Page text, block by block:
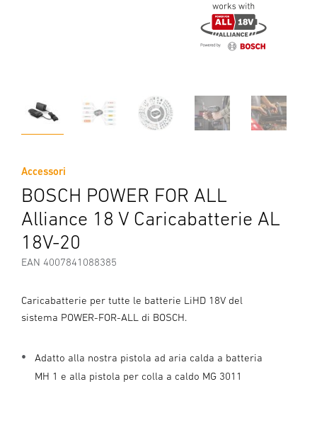
Accessori
BOSCH POWER FOR ALL
Alliance 18 V Caricabatterie AL
18V-20
EAN 4007841088385
Caricabatterie per tutte le batterie LiHD 18V del
sistema POWER-FOR-ALL di BOSCH.
Adatto alla nostra pistola ad aria calda a batteria
MH 1 e alla pistola per colla a caldo MG 3011